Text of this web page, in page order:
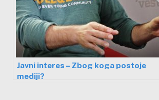
Javni interes – Zbog koga postoje
mediji?